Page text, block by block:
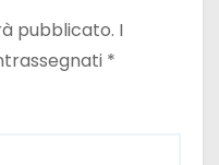
pubblicato. I
*